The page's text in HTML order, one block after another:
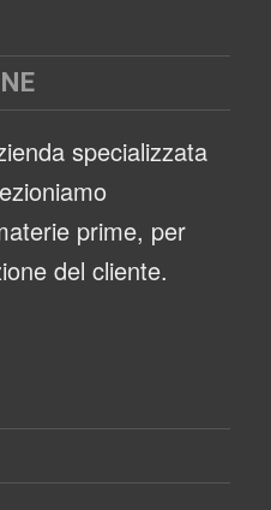
specializzata
prime, per
del cliente.